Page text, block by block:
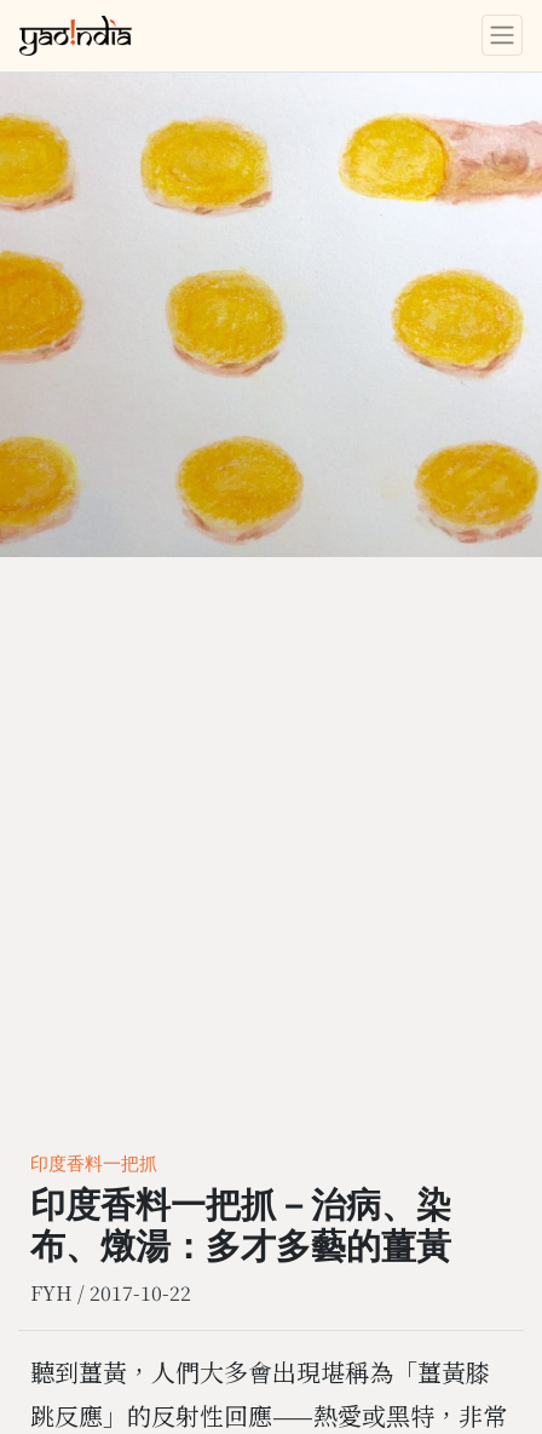
印度香料一把抓
印度香料一把抓－治病、染
布、燉湯：多才多藝的薑黃
FYH /2017-10-22
聽到薑黃，人們大多會出現堪稱為「薑黃膝
跳反應」的反射性回應——熱愛或黑特，非常